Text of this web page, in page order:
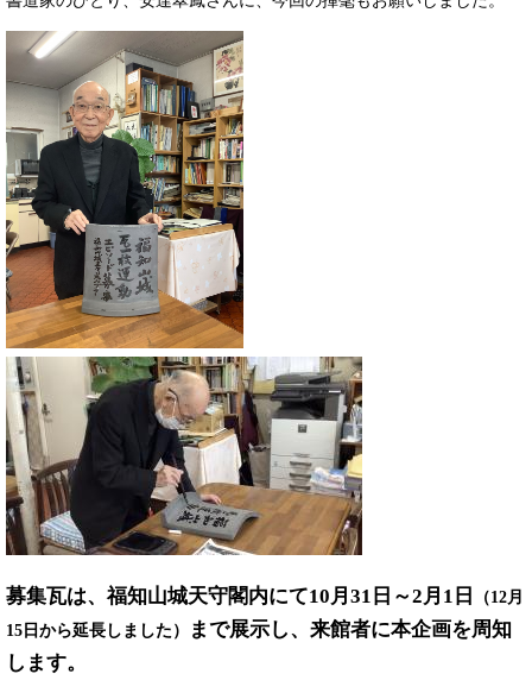
募集瓦は、福知山城天守閣内にて10月31日～2月1日
（12月
15日から延長しました）
まで展示し、来館者に本企画を周知
します。